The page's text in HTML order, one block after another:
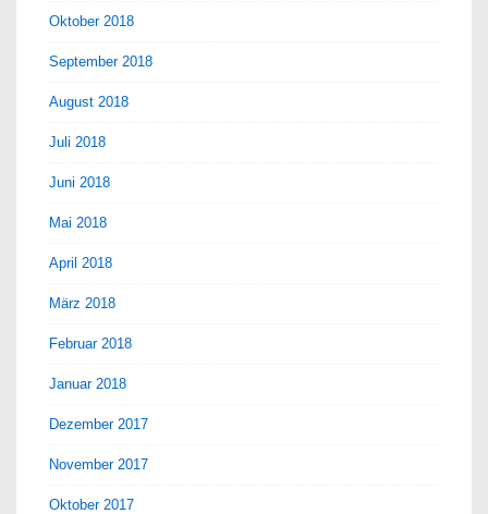
Oktober 2018
September 2018
August 2018
Juli 2018
Juni 2018
Mai 2018
April 2018
März 2018
Februar 2018
Januar 2018
Dezember 2017
November 2017
Oktober 2017